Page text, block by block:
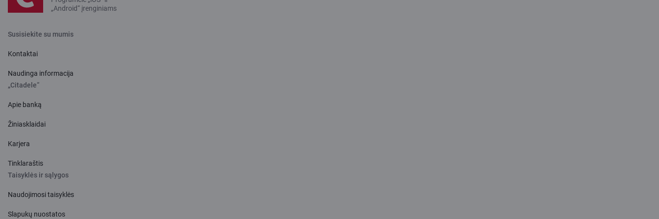
„Android“ įrenginiams
Susisiekite su mumis
Kontaktai
Naudinga informacija
„Citadele“
Apie banką
Žiniasklaidai
Karjera
Tinklaraštis
Taisyklės ir sąlygos
Naudojimosi taisyklės
Slapukų nuostatos